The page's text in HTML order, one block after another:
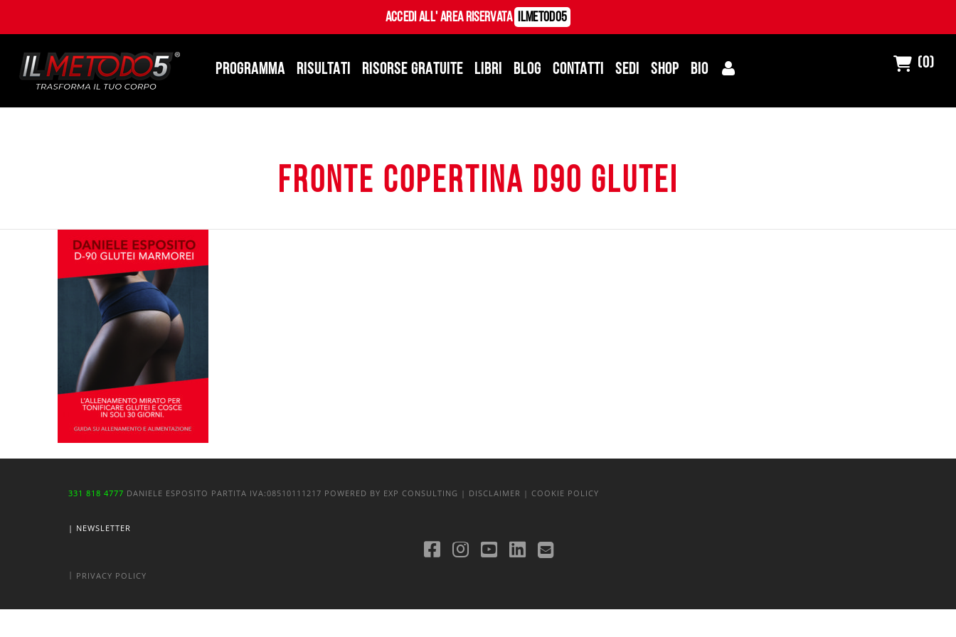
Accedi all' Area Riservata ILMetodo5
PROGRAMMA RISULTATI RISORSE GRATUITE LIBRI BLOG CONTATTI SEDI SHOP BIO (0)
FRONTE COPERTINA D90 GLUTEI
331 818 4777 DANIELE ESPOSITO PARTITA IVA:08510111217 POWERED BY EXP CONSULTING | DISCLAIMER | COOKIE POLICY
| NEWSLETTER
| PRIVACY POLICY